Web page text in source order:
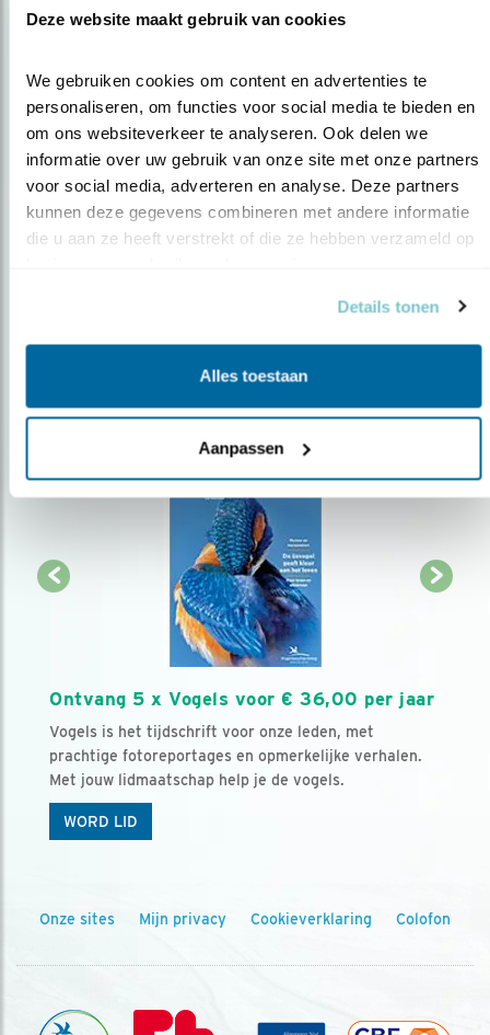
Deze website maakt gebruik van cookies
We gebruiken cookies om content en advertenties te
personaliseren, om functies voor social media te bieden en
om ons websiteverkeer te analyseren. Ook delen we
informatie over uw gebruik van onze site met onze partners
voor social media, adverteren en analyse. Deze partners
kunnen deze gegevens combineren met andere informatie
die u aan ze heeft verstrekt of die ze hebben verzameld op
Details tonen
Alles toestaan
Aanpassen
Op de hoogte blijven?
Meld je aan en ontvang nieuws, inspiratie, acties en tips
over vogels en activiteiten van Vogelbescherming.
Ontvang 5 x Vogels voor € 36,00 per jaar
Vogels is het tijdschrift voor onze leden, met
prachtige fotoreportages en opmerkelijke verhalen.
Met jouw lidmaatschap help je de vogels.
WORD LID
Onze sites Mijn privacy Cookieverklaring Colofon